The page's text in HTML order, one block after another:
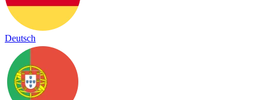
Deutsch